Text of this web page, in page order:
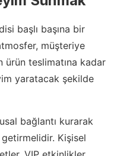
başlı başına bir
müşteriye
ürün teslimatına kadar
yaratacak şekilde
bağlantı kurarak
Kişisel